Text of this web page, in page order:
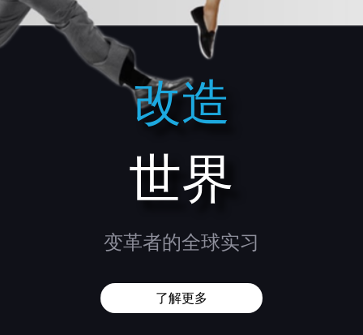
改造
世界
变革者的全球实习
了解更多